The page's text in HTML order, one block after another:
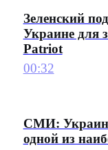
Зеленский
Украине для
Patriot
00:32
СМИ:
одной из